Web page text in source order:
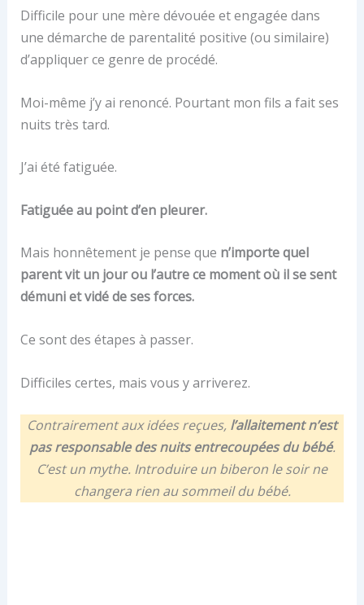
Difficile pour une mère dévouée et engagée dans
une démarche de parentalité positive (ou similaire)
d’appliquer ce genre de procédé.
Moi-même j’y ai renoncé. Pourtant mon fils a fait ses
nuits très tard.
J’ai été fatiguée.
Fatiguée au point d’en pleurer.
Mais honnêtement je pense que n’importe quel
parent vit un jour ou l’autre ce moment où il se sent
démuni et vidé de ses forces.
Ce sont des étapes à passer.
Difficiles certes, mais vous y arriverez.
Contrairement aux idées reçues, l’allaitement n’est
pas responsable des nuits entrecoupées du bébé.
C’est un mythe. Introduire un biberon le soir ne
changera rien au sommeil du bébé.